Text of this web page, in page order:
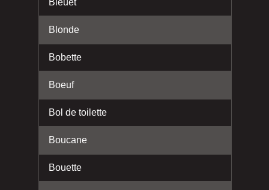
Bleuet
Blonde
Bobette
Boeuf
Bol de toilette
Boucane
Bouette